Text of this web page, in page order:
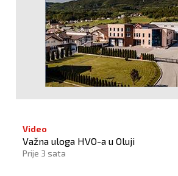
Video
Važna uloga HVO-a u Oluji
Prije 3 sata